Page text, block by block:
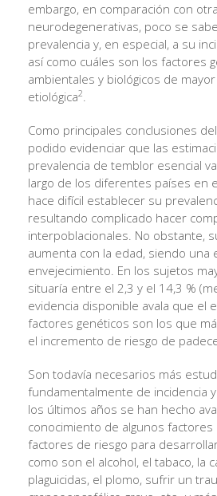
embargo, en comparación con
neurodegenerativas, poco se
prevalencia y, en especial, a su
así como cuáles son los factores
ambientales y biológicos de
etiológica2.
Como principales conclusiones
podido evidenciar que las
prevalencia de temblor esencial
largo de los diferentes países en
hace difícil establecer su
resultando complicado hacer
interpoblacionales. No obstante,
aumenta con la edad, siendo una
envejecimiento. En los sujetos
situaría entre el 2,3 y el 14,3 %
evidencia disponible avala que el
factores genéticos son los que
el incremento de riesgo de
Son todavía necesarios más
fundamentalmente de incidencia
los últimos años se han hecho
conocimiento de algunos factores
factores de riesgo para
como son el alcohol, el tabaco, la
plaguicidas, el plomo, sufrir un